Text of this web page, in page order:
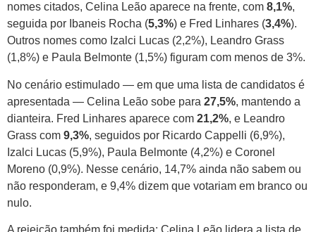
nomes citados, Celina Leão aparece na frente, com 8,1%,
seguida por Ibaneis Rocha (5,3%) e Fred Linhares (3,4%).
Outros nomes como Izalci Lucas (2,2%), Leandro Grass
(1,8%) e Paula Belmonte (1,5%) figuram com menos de 3%.
No cenário estimulado — em que uma lista de candidatos é
apresentada — Celina Leão sobe para 27,5%, mantendo a
dianteira. Fred Linhares aparece com 21,2%, e Leandro
Grass com 9,3%, seguidos por Ricardo Cappelli (6,9%),
Izalci Lucas (5,9%), Paula Belmonte (4,2%) e Coronel
Moreno (0,9%). Nesse cenário, 14,7% ainda não sabem ou
não responderam, e 9,4% dizem que votariam em branco ou
nulo.